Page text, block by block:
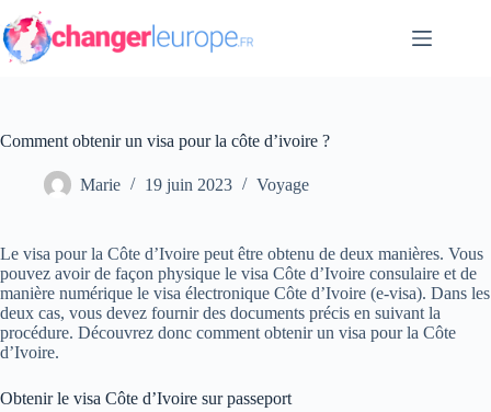
Passer
au
contenu
Comment obtenir un visa pour la côte d’ivoire ?
Marie 19 juin 2023 Voyage
Le visa pour la Côte d’Ivoire peut être obtenu de deux manières. Vous
pouvez avoir de façon physique le visa Côte d’Ivoire consulaire et de
manière numérique le visa électronique Côte d’Ivoire (e-visa). Dans les
deux cas, vous devez fournir des documents précis en suivant la
procédure. Découvrez donc comment obtenir un visa pour la Côte
d’Ivoire.
Obtenir le visa Côte d’Ivoire sur passeport